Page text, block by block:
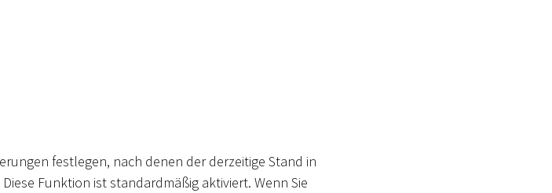
festlegen, nach denen der derzeitige Stand in
Funktion ist standardmäßig aktiviert. Wenn Sie